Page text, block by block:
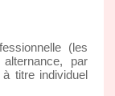
(les
par
titre individuel